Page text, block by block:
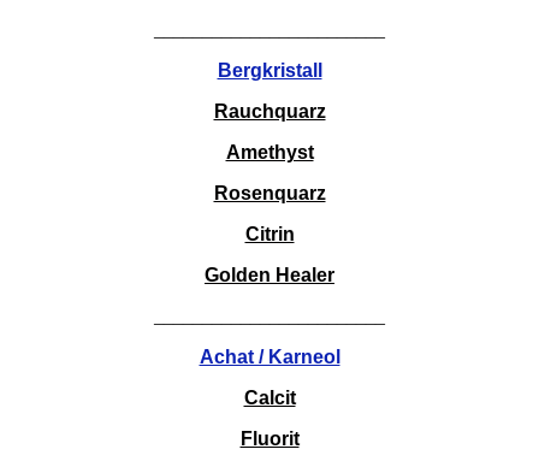
Bergkristall
Rauchquarz
Amethyst
Rosenquarz
Citrin
Golden Healer
Achat / Karneol
Calcit
Fluorit